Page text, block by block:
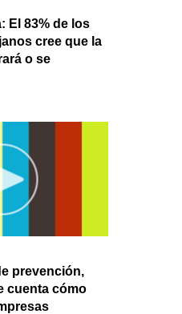
El 83% de los
cree que la
o se
prevención,
cuenta cómo